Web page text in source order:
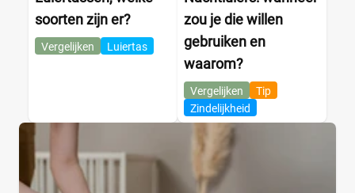
soorten zijn er?
Vergelijken Luiertas
zou je die willen
gebruiken en
waarom?
Vergelijken
Tip
Zindelijkheid